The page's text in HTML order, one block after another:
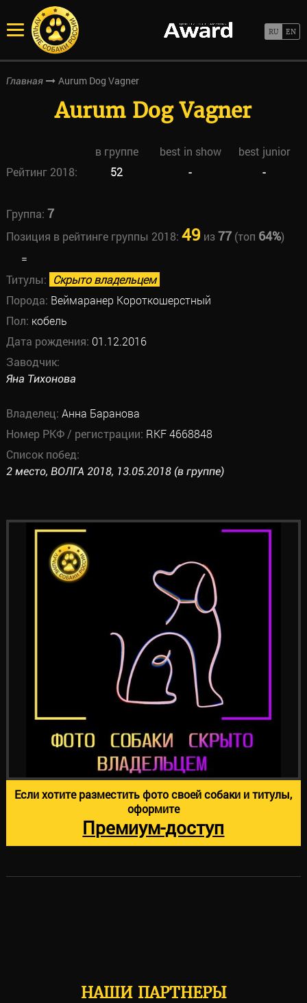
Главная Aurum Dog Vagner
Aurum Dog Vagner
в группе best in show
best junior
Рейтинг 2018:
52 - -
Группа: 7
Позиция в рейтинге группы 2018: 49 из77(топ 64%)
=
Титулы: Скрыто владельцем
Порода: Веймаранер Короткошерстный
Пол: кобель
Дата рождения: 01.12.2016
Заводчик:
Яна Тихонова
Владелец: Анна Баранова
Номер РКФ / регистрации: RKF 4668848
Список побед:
2 место, ВОЛГА 2018, 13.05.2018 (в группе)
Если хотите разместить фото своей собаки и титулы,
оформите
Премиум-доступ
НАШИ ПАРТНЕРЫ